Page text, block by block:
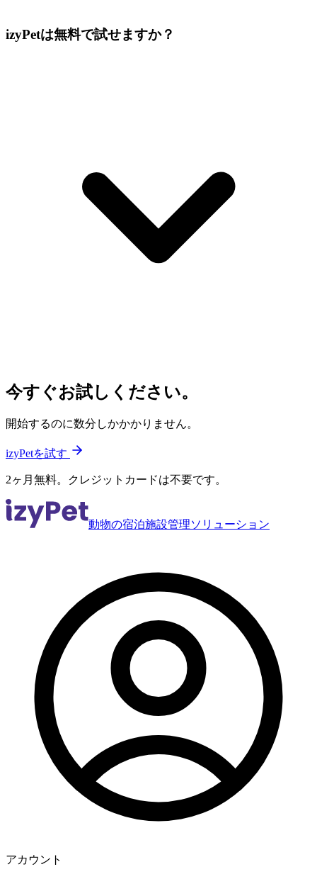
izyPetは無料で試せますか？
今すぐお試しください。
開始するのに数分しかかかりません。
izyPetを試す
2ヶ月無料。クレジットカードは不要です。
動物の宿泊施設管理ソリューション
アカウント